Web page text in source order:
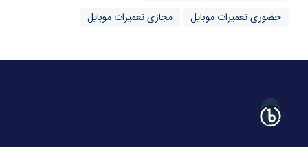
حضوری تعمیرات موبایل
مجازی تعمیرات موبایل